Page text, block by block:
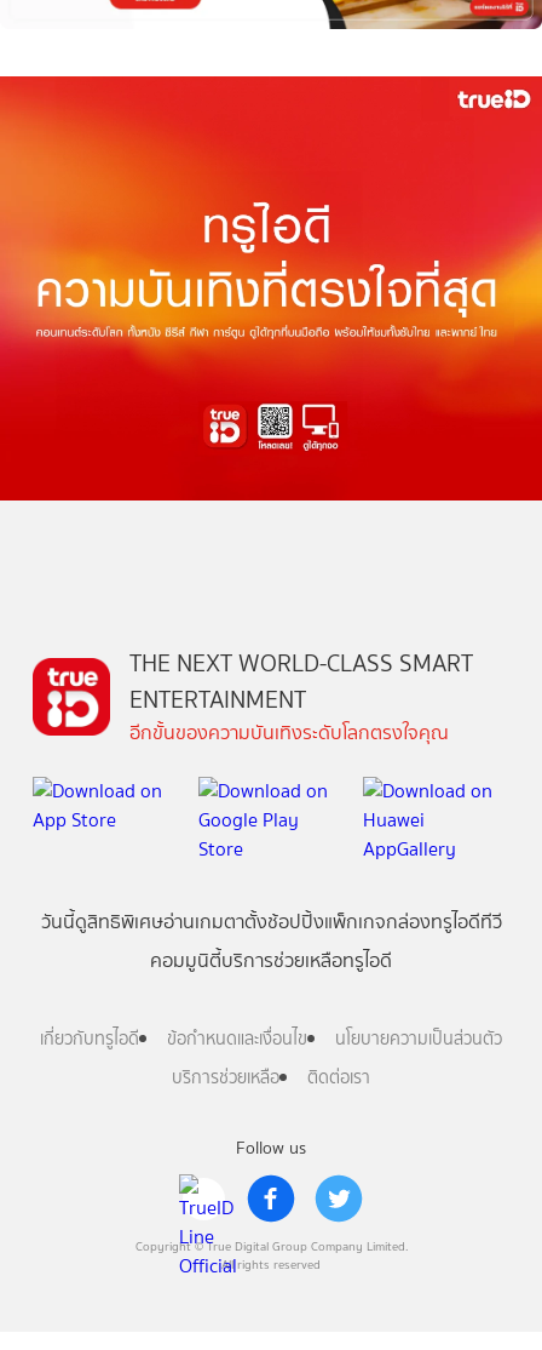
Follow us
Copyright © True Digital Group Company Limited.
All rights reserved
THE NEXT WORLD-CLASS SMART
ENTERTAINMENT
อีกขั้นของความบันเทิงระดับโลกตรงใจคุณ
วันนี้ดูสิทธิพิเศษอ่านเกมตาตั้งช้อปปิ้งแพ็กเกจกล่องทรูไอดีทีวี
คอมมูนิตี้บริการช่วยเหลือทรูไอดี
เกี่ยวกับทรูไอดี ข้อกำหนดและเงื่อนไข
นโยบายความเป็นส่วนตัว
บริการช่วยเหลือ
ติดต่อเรา